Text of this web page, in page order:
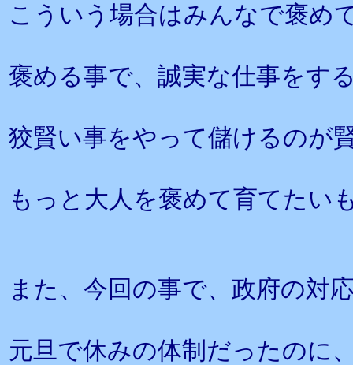
こういう場合はみんなで褒め
褒める事で、誠実な仕事をす
狡賢い事をやって儲けるのが
もっと大人を褒めて育てたい
また、今回の事で、政府の対
元旦で休みの体制だったのに